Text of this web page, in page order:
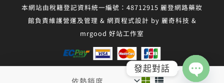
本網站由稅籍登記資料統一編號：48712915 麗登網路藥妝
館負責維護營運及管理 & 網頁程式設計 by 麗奇科技 &
mrgood 好站工作室
發起對話